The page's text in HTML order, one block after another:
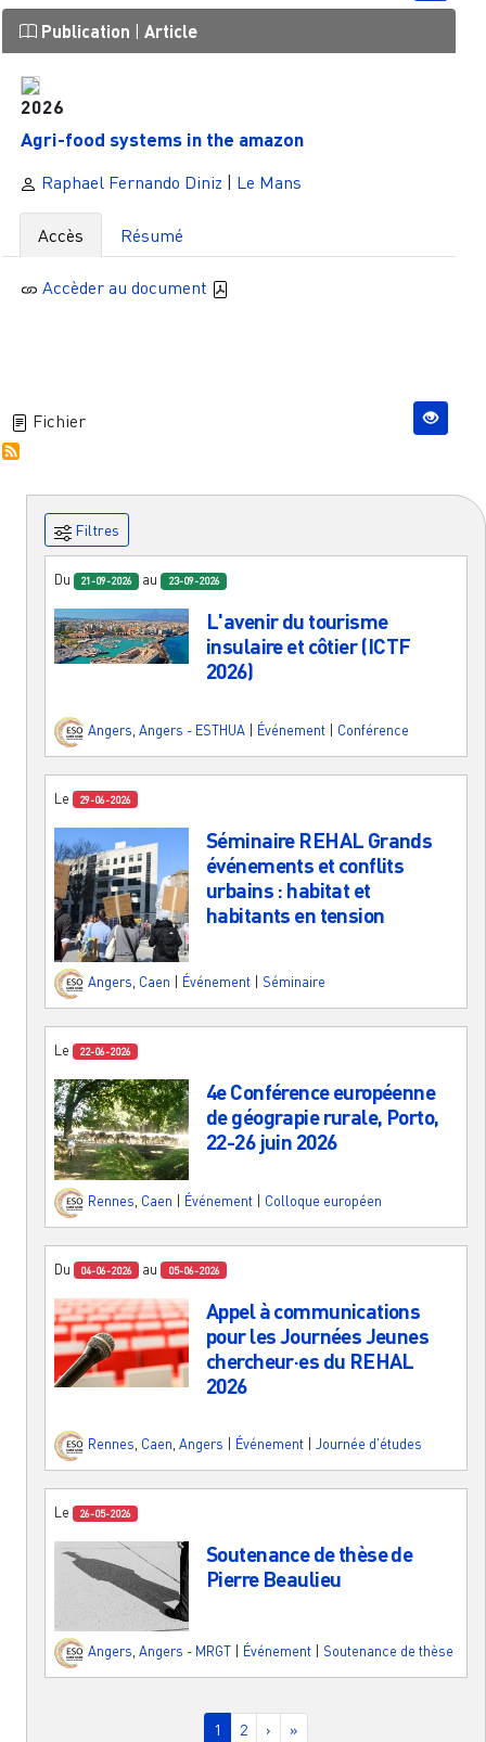
Publication Article
2026
Agri-food systems in the amazon
Raphael Fernando Diniz | Le Mans
Accès Résumé
Accèder au document
Fichier
Filtres
Du 21-09-2026 au 23-09-2026
L'avenir du tourisme
insulaire et côtier (ICTF
2026)
Angers Angers - ESTHUA Événement Conférence
Le 29-06-2026
Séminaire REHAL Grands
événements et conflits
urbains : habitat et
habitants en tension
Angers, Caen Événement Séminaire
Le 22-06-2026
4e Conférence européenne
de géograpie rurale, Porto,
22-26 juin 2026
Rennes Caen Événement Colloque européen
Du 04-06-2026 au 05-06-2026
Appel à communications
pour les Journées Jeunes
chercheur·es du REHAL
2026
Rennes Caen Angers Événement Journée d'études
Le 26-05-2026
Soutenance de thèse de
Pierre Beaulieu
Angers Angers - MRGT Événement Soutenance de thèse
Page courante
1 Page
2 Page suivante
› Dernière page
»